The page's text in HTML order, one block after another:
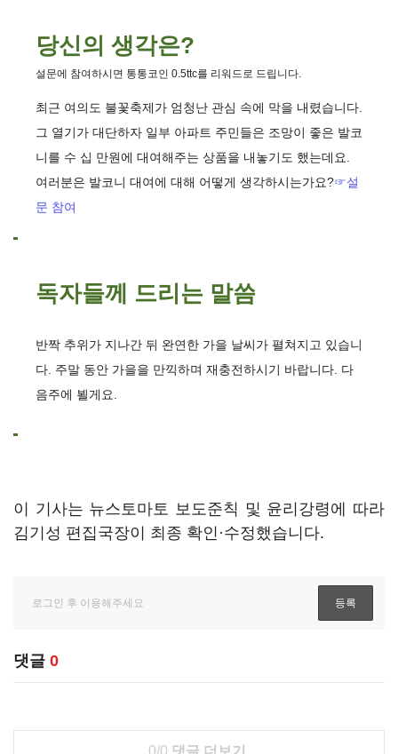
당신의 생각은?
설문에 참여하시면 통통코인 0.5ttc를 리워드로 드립니다.
최근 여의도 불꽃축제가 엄청난 관심 속에 막을 내렸습니다.
그 열기가 대단하자 일부 아파트 주민들은 조망이 좋은 발코
니를 수 십 만원에 대여해주는 상품을 내놓기도 했는데요.
여러분은 발코니 대여에 대해 어떻게 생각하시는가요?☞설
문 참여
독자들께 드리는 말씀
반짝 추위가 지나간 뒤 완연한 가을 날씨가 펼쳐지고 있습니
다. 주말 동안 가을을 만끽하며 재충전하시기 바랍니다. 다
음주에 뵐게요.
이 기사는 뉴스토마토 보도준칙 및 윤리강령에 따라
김기성 편집국장이 최종 확인·수정했습니다.
댓글 0
0/0 댓글 더보기